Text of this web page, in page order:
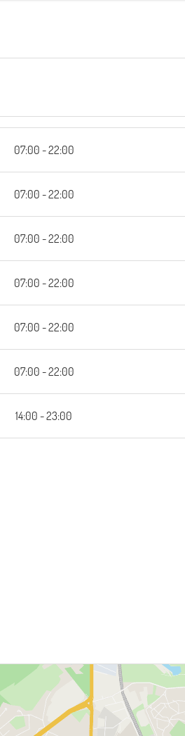
07:00 - 22:00
07:00 - 22:00
07:00 - 22:00
07:00 - 22:00
07:00 - 22:00
07:00 - 22:00
14:00 - 23:00